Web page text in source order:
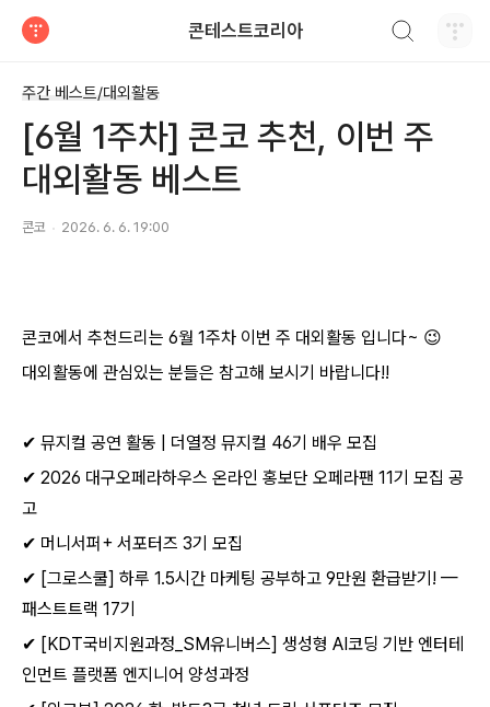
콘테스트코리아
주간 베스트/대외활동
[6월 1주차] 콘코 추천, 이번 주
대외활동 베스트
콘코 2026. 6. 6. 19:00
콘코에서 추천드리는 6월 1주차 이번 주 대외활동 입니다~ 😉
대외활동에 관심있는 분들은 참고해 보시기 바랍니다!!
✔ 뮤지컬 공연 활동 | 더열정 뮤지컬 46기 배우 모집
✔ 2026 대구오페라하우스 온라인 홍보단 오페라팬 11기 모집 공
고
✔ 머니서퍼+ 서포터즈 3기 모집
✔ [그로스쿨] 하루 1.5시간 마케팅 공부하고 9만원 환급받기! —
패스트트랙 17기
✔ [KDT국비지원과정_SM유니버스] 생성형 AI코딩 기반 엔터테
인먼트 플랫폼 엔지니어 양성과정